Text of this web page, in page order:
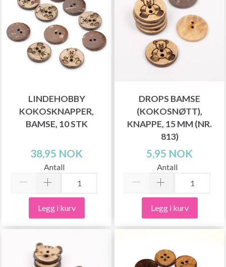
LINDEHOBBY
KOKOSKNAPPER,
BAMSE, 10 STK
38,95 NOK
Antall
Legg i kurv
DROPS BAMSE
(KOKOSNØTT),
KNAPPE, 15 MM (NR.
813)
5,95 NOK
Antall
Legg i kurv